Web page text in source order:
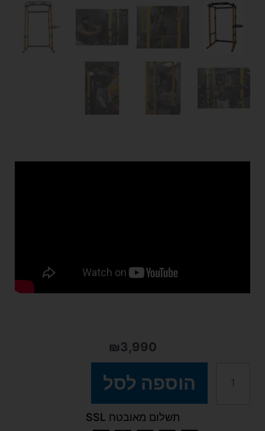
₪3,990
הוספה לסל
תשלום מאובטח SSL